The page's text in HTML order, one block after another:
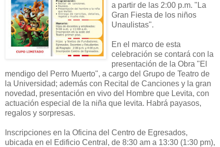
a partir de las 2:00 p.m. "La
Gran Fiesta de los niños
Unaulistas".
En el marco de esta
celebración se contará con la
presentación de la Obra "El
mendigo del Perro Muerto", a cargo del Grupo de Teatro de
la Universidad; además con Recital de Canciones y la gran
novedad, presentación en vivo del Hombre que Levita, con
actuación especial de la niña que levita. Habrá payasos,
regalos y sorpresas.
Inscripciones en la Oficina del Centro de Egresados,
ubicada en el Edificio Central, de 8:30 am a 13:30 (1:30 pm),